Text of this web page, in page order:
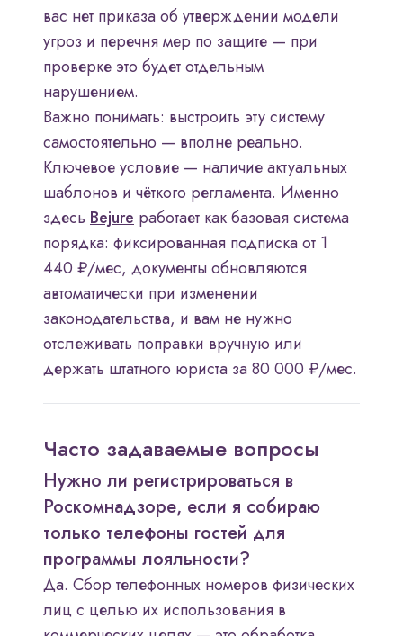
вас нет приказа об утверждении модели
угроз и перечня мер по защите — при
проверке это будет отдельным
нарушением.
Важно понимать: выстроить эту систему
самостоятельно — вполне реально.
Ключевое условие — наличие актуальных
шаблонов и чёткого регламента. Именно
здесь Bejure работает как базовая система
порядка: фиксированная подписка от 1
440 ₽/мес, документы обновляются
автоматически при изменении
законодательства, и вам не нужно
отслеживать поправки вручную или
держать штатного юриста за 80 000 ₽/мес.
Часто задаваемые вопросы
Нужно ли регистрироваться в
Роскомнадзоре, если я собираю
только телефоны гостей для
программы лояльности?
Да. Сбор телефонных номеров физических
лиц с целью их использования в